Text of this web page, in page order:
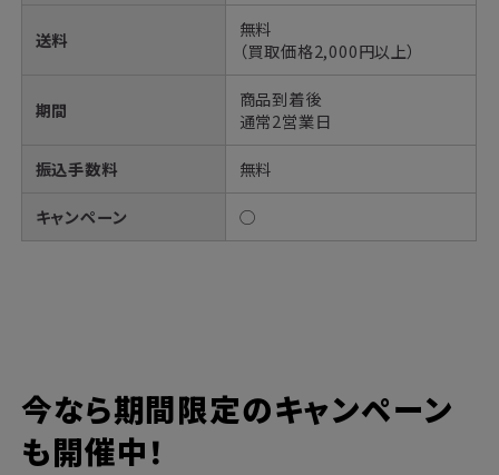
送料
無料
（買取価格2,000円以上）
期間
商品到着後
通常2営業日
振込手数料 無料
キャンペーン ◯
今なら期間限定のキャンペーン
も開催中！